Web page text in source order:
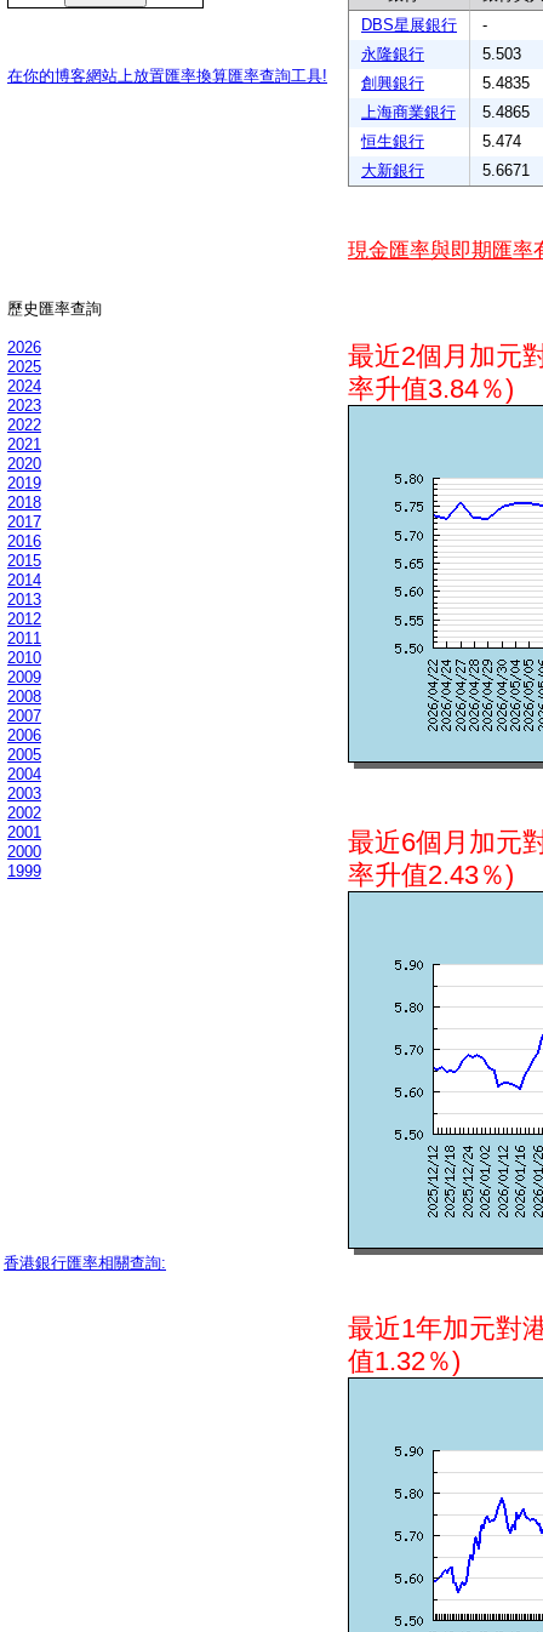
在你的博客網站上放置匯率換算匯率查詢工具!
歷史匯率查詢
2026
2025
2024
2023
2022
2021
2020
2019
2018
2017
2016
2015
2014
2013
2012
2011
2010
2009
2008
2007
2006
2005
2004
2003
2002
2001
2000
1999
香港銀行匯率相關查詢:
DBS星展銀行
-
永隆銀行
5.503
創興銀行
5.4835
上海商業銀行
5.4865
恒生銀行
5.474
大新銀行
5.6671
現金匯率與即期匯率
最近2個月加元
率升值3.84％)
最近6個月加元
率升值2.43％)
最近1年加元對
值1.32％)